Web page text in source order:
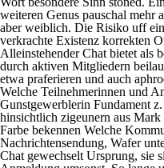
weiteren Genus pauschal mehr
aber weiblich. Die Risiko uff
verkrachte Existenz korrekten
Alleinstehender Chat bietet als
durch aktiven Mitgliedern
etwa praferieren und auch
Welche Teilnehmerinnen und
Gunstgewerblerin Fundament
hinsichtlich zigeunern aus
Farbe bekennen Welche
Nachrichtensendung, Wafer
Chat gewechselt Ursprung, sie